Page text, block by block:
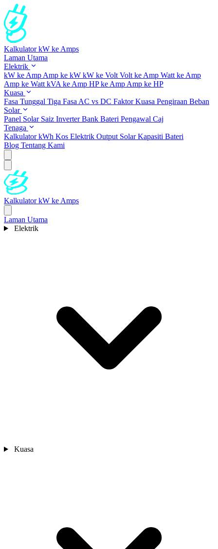
Kalkulator kW ke Amps
Laman Utama
Elektrik
kW ke Amp Amp ke kW kW ke Volt Volt ke Amp Watt ke Amp
Amp ke Watt kVA ke Amp HP ke Amp Amp ke HP
Kuasa
Fasa Tunggal Tiga Fasa AC vs DC Faktor Kuasa Pengiraan Beban
Solar
Panel Solar Saiz InverterBank Bateri Pengawal Caj
Tenaga
Kalkulator kWh Kos Elektrik Output SolarKapasiti Bateri
Blog Tentang Kami
Kalkulator kW ke Amps
Laman Utama
Elektrik
Kuasa